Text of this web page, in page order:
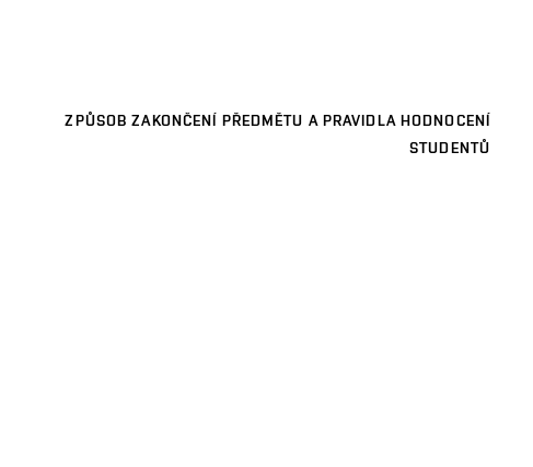
ZPŮSOB ZAKONČENÍ PŘEDMĚTU A PRAVIDLA HODNOCENÍ
STUDENTŮ